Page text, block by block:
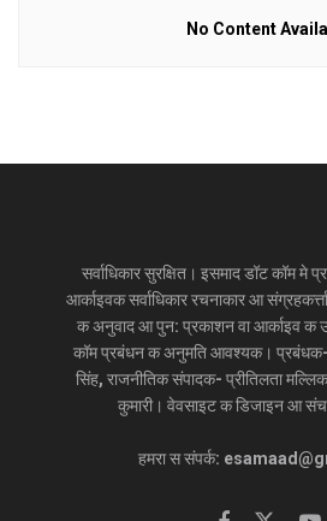
No Content
सर्वाधिकार सुरक्षित। इसमाद डॉट कॉम मे
आर्काइवक सर्वाधिकार रचनाकार आ
क अनुवाद आ पुन: प्रकाशन वा आर्काइव क
कॉम प्रबंधन क अनुमति आवश्यक।
सिंह, राजनीतिक संपादक- प्रीतिलता
कुमारी। वेवसाइट क डिजाइन आ
हमरा स संपर्क: